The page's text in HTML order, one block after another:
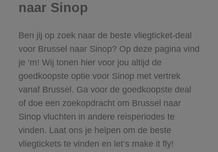
naar Sinop
Ben jij op zoek naar de beste vliegticket-deal
voor Brussel naar Sinop? Op deze pagina vind
je ‘m! Wij tonen hier voor jou altijd de
goedkoopste optie voor Sinop met vertrek
vanaf Brussel. Ga voor de goedkoopste deal
of doe een zoekopdracht om Brussel naar
Sinop vluchten in andere reisperiodes te
vinden. Laat ons je helpen om de beste
vliegtickets te vinden en let’s make it fly!